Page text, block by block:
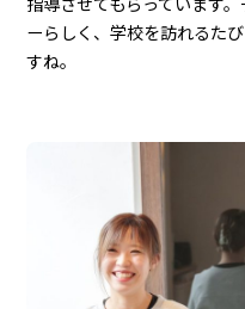
ーらしく、学校を訪れるた
すね。